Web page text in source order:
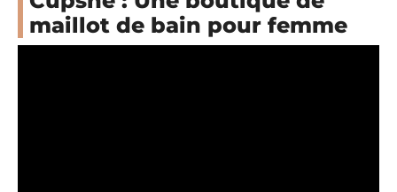
maillot de bain pour femme